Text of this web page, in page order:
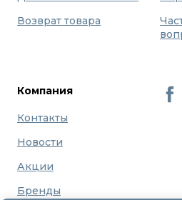
Возврат товара
Компания
Контакты
Новости
Акции
Бренды